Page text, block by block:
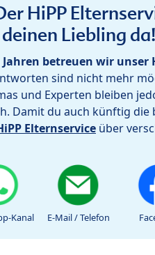
HiPP
deinen Liebling da!
betreuen wir unser
sind nicht mehr
und Experten bleiben
Damit du auch künftig die
Elternservice über
Kanal E-Mail / Telefon